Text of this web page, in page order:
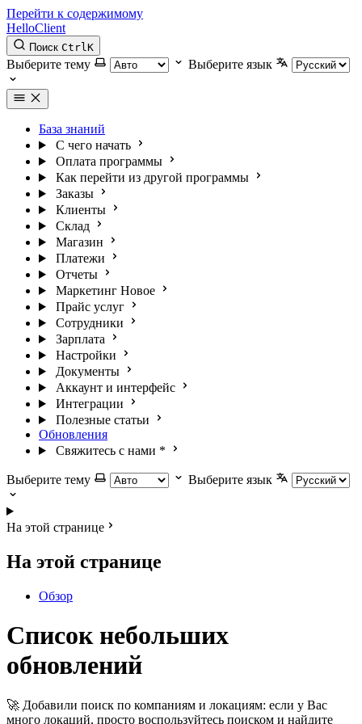
Перейти к содержимому
HelloClient
Поиск CtrlK
Выберите тему Выберите язык
База знаний
С чего начать
Оплата программы
Как перейти из другой программы
Заказы
Клиенты
Склад
Магазин
Платежи
Отчеты
Маркетинг Новое
Прайс услуг
Сотрудники
Зарплата
Настройки
Документы
Аккаунт и интерфейс
Интеграции
Полезные статьи
Обновления
Свяжитесь с нами *
Выберите тему Выберите язык
На этой странице
На этой странице
Обзор
Список небольших
обновлений
🚀 Добавили поиск по компаниям и локациям: если у Вас
много локаций, просто воспользуйтесь поиском и найдите